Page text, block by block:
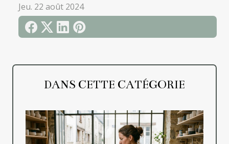
DANS CETTE CATÉGORIE
Jeu. 22 août 2024